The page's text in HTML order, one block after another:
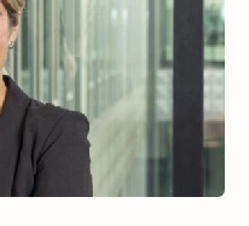
le prix de
application,
le
aux
de fixer